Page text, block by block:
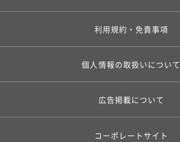
利用規約・免責事項
個人情報の取扱いについて
広告掲載について
コーポレートサイト